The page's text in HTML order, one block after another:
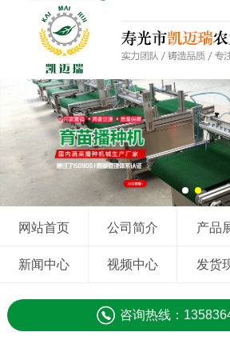
网站首页 公司简介 产品
新闻中心 视频中心 发货
咨询热线：